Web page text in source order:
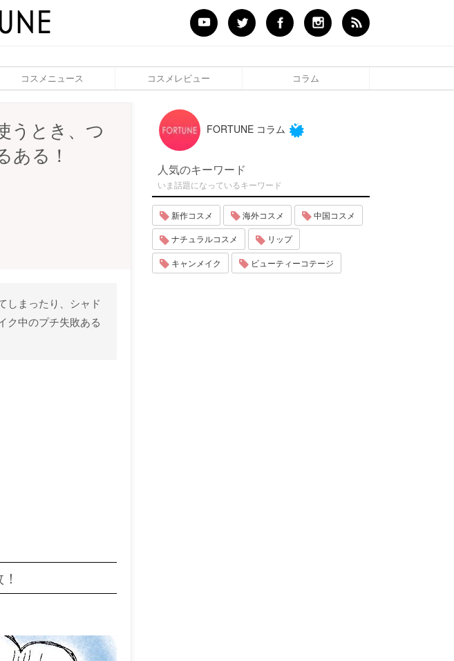
コスメニュース コスメレビュー コラム
うとき、つ
ある！
しまったり、シャド
ク中のプチ失敗ある
FORTUNE コラム
人気のキーワード
いま話題になっているキーワード
新作コスメ 海外コスメ 中国コスメ
ナチュラルコスメ リップ
キャンメイク ビューティーコテージ